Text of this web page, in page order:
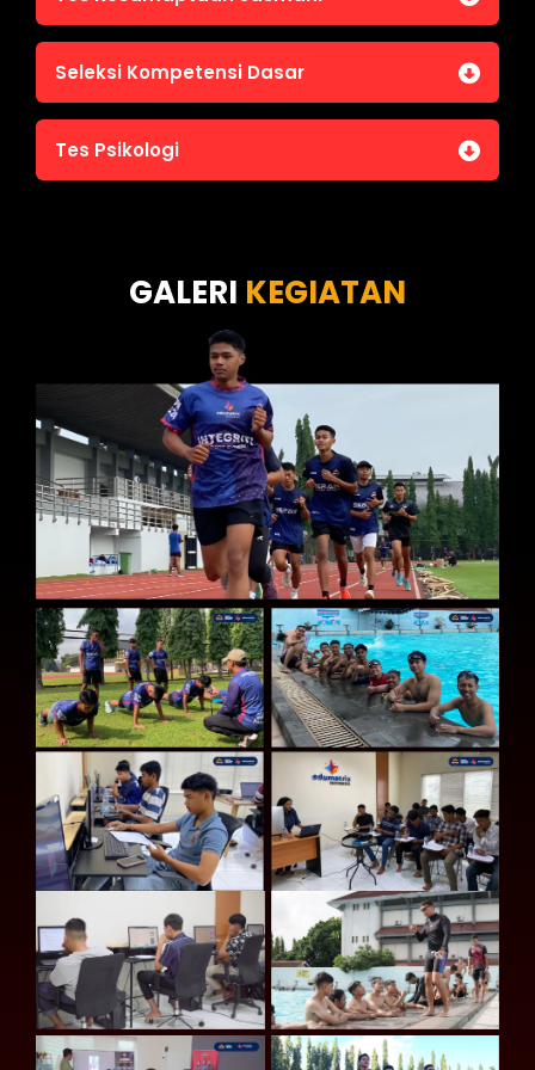
Jasmani A (Lari 12 menit)
Jasmani C (Renang)
Seleksi Kompetensi Dasar
Tes Intelegensi Umum
Tes Psikologi
Tes Kepribadian
GALERI KEGIATAN